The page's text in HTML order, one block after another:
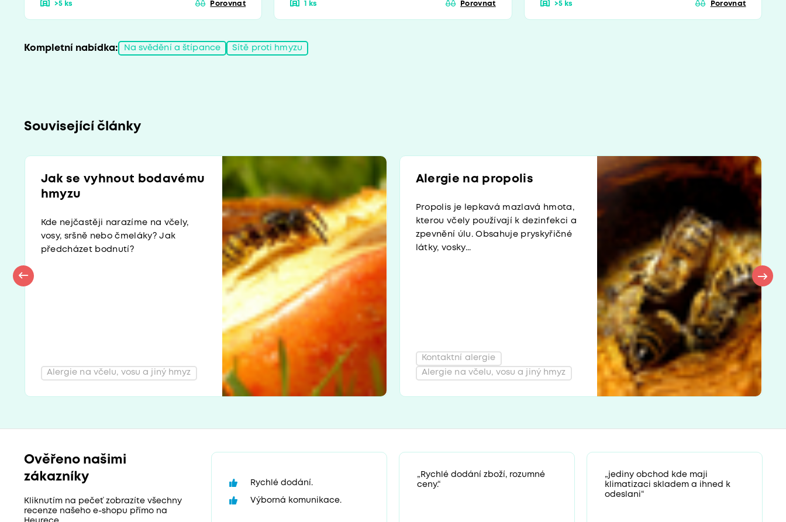
>5 ks Porovnat 1 ks Porovnat >5 ks Porovnat
Kompletní nabídka: Na svědění a štípance Sítě proti hmyzu
Související články
Jak se vyhnout bodavému
hmyzu
Kde nejčastěji narazíme na včely,
vosy, sršně nebo čmeláky? Jak
předcházet bodnutí?
Alergie na včelu, vosu a jiný hmyz
Alergie na propolis
Propolis je lepkavá mazlavá hmota,
kterou včely používají k dezinfekci a
zpevnění úlu. Obsahuje pryskyřičné
látky, vosky...
Alergie na včelu, vosu a jiný hmyz
Kontaktní alergie
Ověřeno našimi
zákazníky
Kliknutím na pečeť zobrazíte všechny
recenze našeho e-shopu přímo na
Rychlé dodání.
Výborná komunikace.
„Rychlé dodání zboží, rozumné
ceny.“
„jediny obchod kde maji
klimatizaci skladem a ihned k
odeslani“